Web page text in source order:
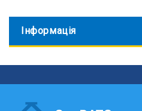
Інформація